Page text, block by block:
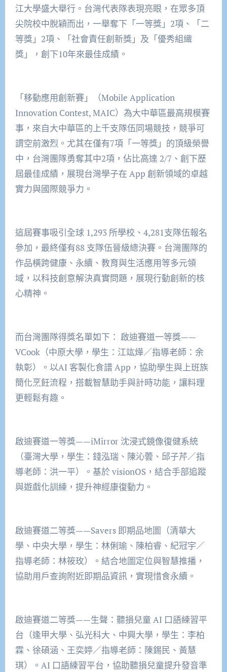
江大學盛大舉行。台灣代表隊表現亮眼，在眾多頂
尖院校中脫穎而出，一舉奪下「一等獎」2項、「二
等獎」2項、「社會責任創新獎」及「優秀組織
獎」，創下10年來最佳成績。
「移動應用創新賽」（Mobile Application
Innovation Contest, MAIC）為大中華區最高規模賽
事，來自大中華區的上千支隊伍同場競技，競爭可
謂空前激烈。尤其在僅有7項「一等獎」的頂級榮譽
中，台灣團隊勇奪其中2項，佔比高達 2/7、創下歷
屆最佳成績，展現台灣學子在 App 創新領域的卓越
實力與國際競爭力。
這屆賽事吸引全球 1,293 所學校、4,281支隊伍報名
參加，最終僅有88 支隊伍晉級總決賽。台灣團隊的
作品橫跨健康、永續、教育與生活應用等多元領
域，以科技創意解決真實問題，展現行動創新的核
心精神。
而台灣團隊得獎名單如下： 啟迪賽道一等獎——
VCook（中原大學，學生：江竑燁／指導老師：余
執彰）。以AI 客製化食譜 App，協助學生與上班族
簡化烹飪流程，搭載智慧助手與計時功能，讓料理
更輕鬆有趣。
啟迪賽道一等獎——iMirror 沈浸式鏡像復健系統
（臺灣大學，學生：錢泓瑞、陳沁蕓、邱子芹／指
導老師：洪一平）。基於 visionOS，結合手部追蹤
與遊戲化訓練，提升神經康復動力。
啟迪賽道二等獎——Savers 即期品地圖（清華大
學、中央大學，學生：林俐瑜、陳柏睿、紀冠宇／
指導老師：林筱玫）。結合地圖定位與智慧推播，
協助用戶查詢附近即期品資訊，實現惜食永續。
啟迪賽道二等獎——生聲：聽損兒童 AI 口語練習平
台（逢甲大學、弘光科大、中興大學，學生：李柏
霖、徐碩涵、王奕婷／指導老師：陳錫民、黃慧
琪）。AI 口語練習平台，協助聽損兒童提升發音準